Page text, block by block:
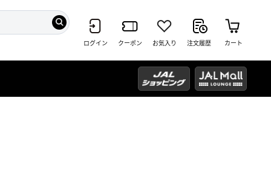
ログイン クーポン お気入り 注文履歴 カート